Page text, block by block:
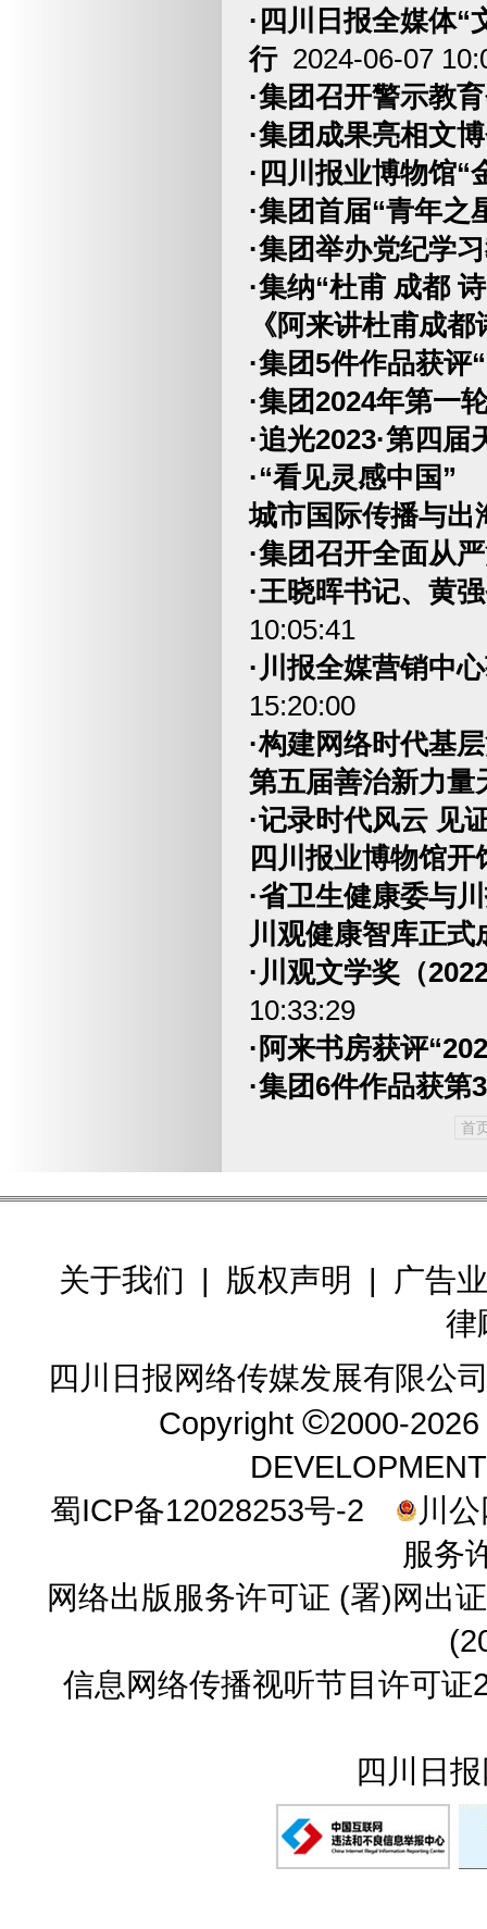
·四川日报全媒体
行 2024-06-07
·集团召开警示教
·集团成果亮相文
·四川报业博物馆“
·集团首届“青年之
·集团举办党纪学
·集纳“杜甫 成都
《阿来讲杜甫成
·集团5件作品获评
·集团2024年第一
·追光2023·第四
·“看见灵感中国”
城市国际传播与出
·集团召开全面从
·王晓晖书记、黄
10:05:41
·川报全媒营销中
15:20:00
·构建网络时代基
第五届善治新力量
·记录时代风云 见
四川报业博物馆开
·省卫生健康委与
川观健康智库正式
·川观文学奖（
10:33:29
·阿来书房获评
·集团6件作品获第
首
关于我们 | 版权声明 |
广告
律
四川日报网络传媒发展有限公
Copyright ©2000-
蜀ICP备12028253号-2
川
服务
网络出版服务许可证 (署)网出
信息网络传播视听节目许可
四川日